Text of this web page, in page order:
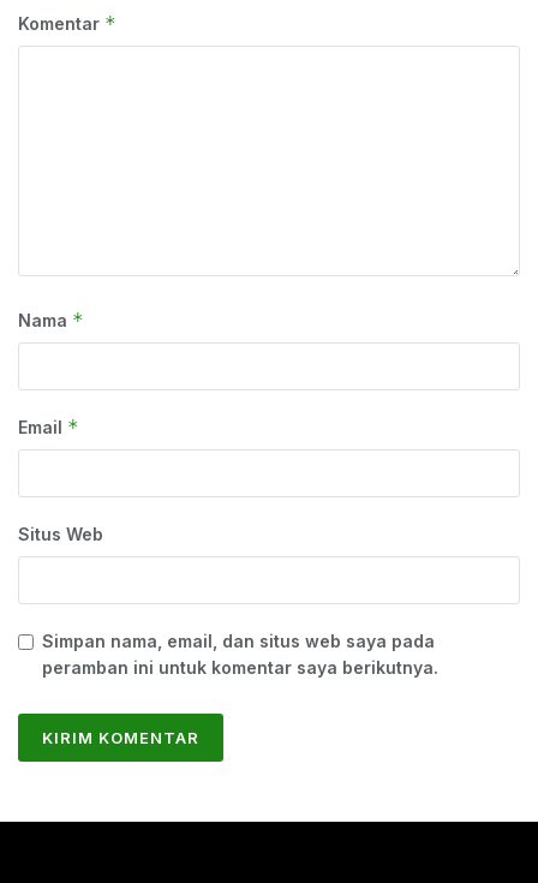
Komentar *
Nama *
Email *
Situs Web
Simpan nama, email, dan situs web saya pada
peramban ini untuk komentar saya berikutnya.